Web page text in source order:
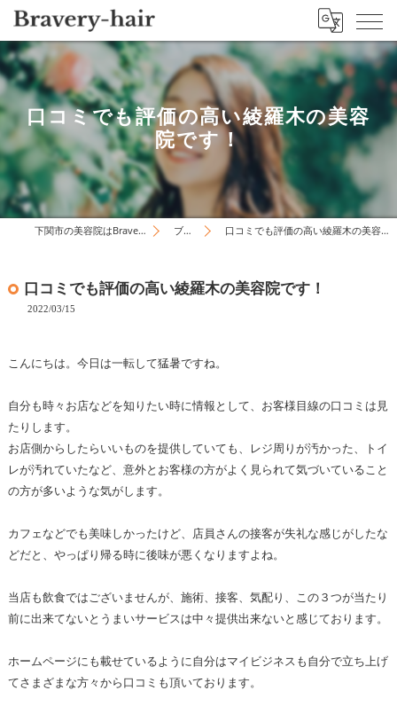
口コミでも評価の高い綾羅木の美容
院です！
下関市の美容院はBravery-hair ブログ 口コミでも評価の高い綾羅木の美容院です！
口コミでも評価の高い綾羅木の美容院です！
2022/03/15
こんにちは。今日は一転して猛暑ですね。
自分も時々お店などを知りたい時に情報として、お客様目線の口コミは見
たりします。
お店側からしたらいいものを提供していても、レジ周りが汚かった、トイ
レが汚れていたなど、意外とお客様の方がよく見られて気づいていること
の方が多いような気がします。
カフェなどでも美味しかったけど、店員さんの接客が失礼な感じがしたな
どだと、やっぱり帰る時に後味が悪くなりますよね。
当店も飲食ではございませんが、施術、接客、気配り、この３つが当たり
前に出来てないとうまいサービスは中々提供出来ないと感じております。
ホームページにも載せているように自分はマイビジネスも自分で立ち上げ
てさまざまな方々から口コミも頂いております。